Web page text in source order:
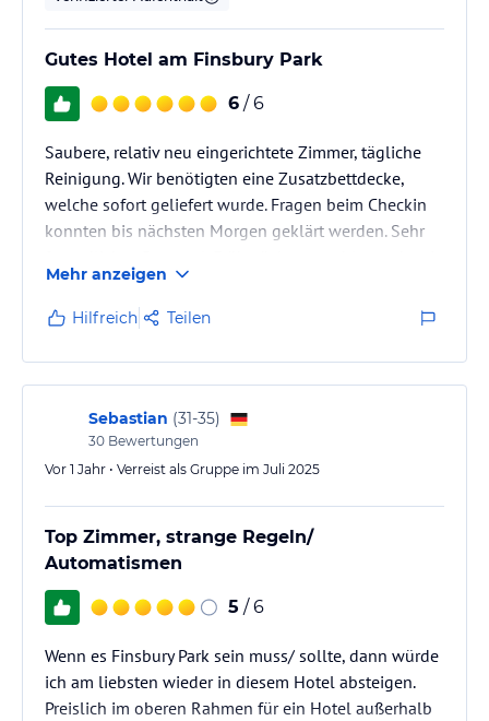
Gutes Hotel am Finsbury Park
6 / 6
Saubere, relativ neu eingerichtete Zimmer, tägliche
Reinigung. Wir benötigten eine Zusatzbettdecke,
welche sofort geliefert wurde. Fragen beim Checkin
konnten bis nächsten Morgen geklärt werden. Sehr
in London waren, gab es leider nur Toast als
Brotauswahl, ansonsten international und britisches
Frühstück. Alles in allem aber ein sehr gutes Hotel in
einer eher einfachen, bezahlbaren Gegend Londons.
Mit der Piccadilly Line vom Flughafen London
Heathrow ca. 1 Std…
Mehr anzeigen
Hilfreich Teilen
Sebastian (31-35)
30 Bewertungen
Vor 1 Jahr • Verreist als Gruppe im Juli 2025
Top Zimmer, strange Regeln/
Automatismen
5 / 6
Wenn es Finsbury Park sein muss/ sollte, dann würde
ich am liebsten wieder in diesem Hotel absteigen.
Preislich im oberen Rahmen für ein Hotel außerhalb